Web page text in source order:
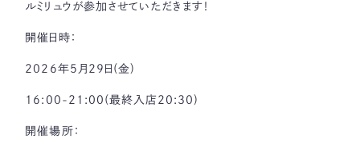
ルミリュウが参加させていただきます！
開催日時：
2026年5月29日(金)
16:00-21:00(最終入店20:30)
開催場所：